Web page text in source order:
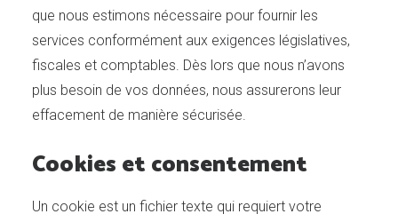
que nous estimons nécessaire pour fournir les
services conformément aux exigences législatives,
fiscales et comptables. Dès lors que nous n’avons
plus besoin de vos données, nous assurerons leur
effacement de manière sécurisée.
Cookies et consentement
Un cookie est un fichier texte qui requiert votre